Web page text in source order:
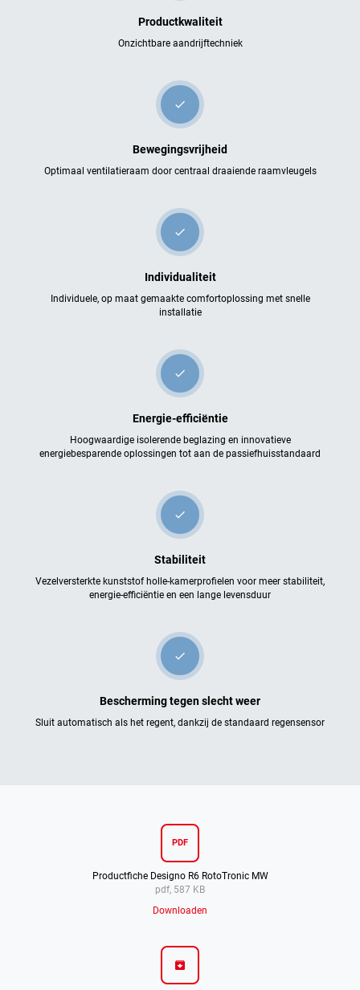
Productkwaliteit
Onzichtbare aandrijftechniek
check
Bewegingsvrijheid
Optimaal ventilatieraam door centraal draaiende raamvleugels
check
Individualiteit
Individuele, op maat gemaakte comfortoplossing met snelle
installatie
check
Energie-efficiëntie
Hoogwaardige isolerende beglazing en innovatieve
energiebesparende oplossingen tot aan de passiefhuisstandaard
check
Stabiliteit
Vezelversterkte kunststof holle-kamerprofielen voor meer stabiliteit,
energie-efficiëntie en een lange levensduur
check
Bescherming tegen slecht weer
Sluit automatisch als het regent, dankzij de standaard regensensor
PDF
Productfiche Designo R6 RotoTronic MW
pdf, 587 KB
Downloaden
archive